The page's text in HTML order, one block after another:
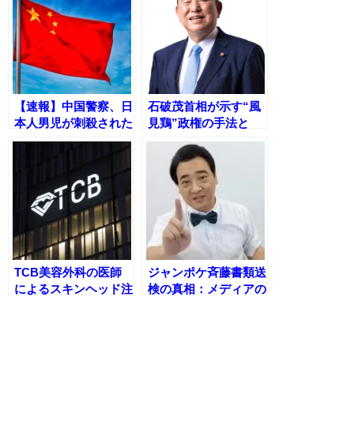
て怖い』との反応続出
【速報】中国警察、日
本人男児が刺殺された
事件について「偶発的
石破茂首相が示す“風
見鶏”政権の手法と
は？中曽根政権から学
ぶ政治戦略
TCB美容外科の医師
によるスキンヘッド注
ジャンポケ斉藤書類送
検の真相：メディアの